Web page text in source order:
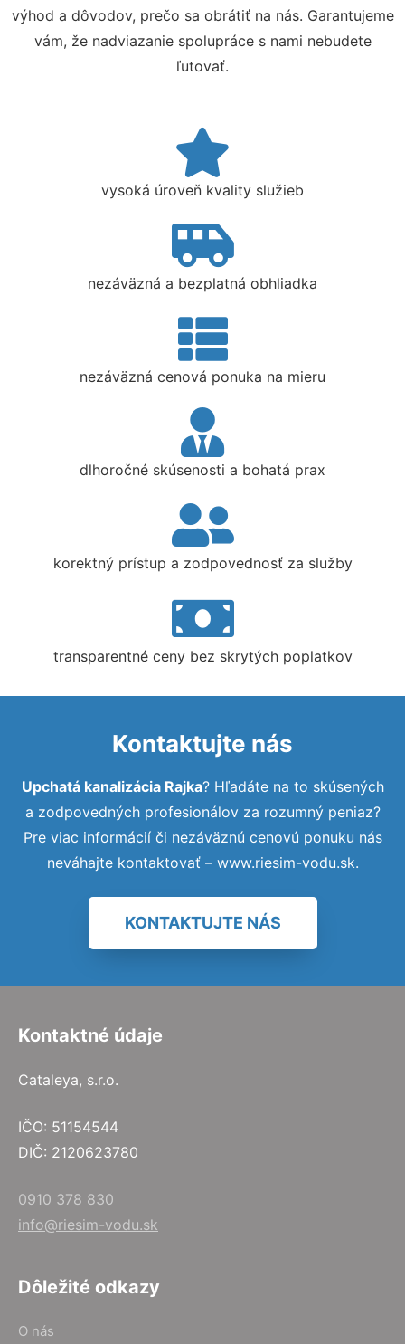
výhod a dôvodov, prečo sa obrátiť na nás. Garantujeme
vám, že nadviazanie spolupráce s nami nebudete
ľutovať.
vysoká úroveň kvality služieb
nezáväzná a bezplatná obhliadka
nezáväzná cenová ponuka na mieru
dlhoročné skúsenosti a bohatá prax
korektný prístup a zodpovednosť za služby
transparentné ceny bez skrytých poplatkov
Kontaktujte nás
Upchatá kanalizácia Rajka? Hľadáte na to skúsených
a zodpovedných profesionálov za rozumný peniaz?
Pre viac informácií či nezáväznú cenovú ponuku nás
neváhajte kontaktovať – www.riesim-vodu.sk.
KONTAKTUJTE NÁS
Kontaktné údaje
Cataleya, s.r.o.
IČO: 51154544
DIČ: 2120623780
0910 378 830
info@riesim-vodu.sk
Dôležité odkazy
O nás